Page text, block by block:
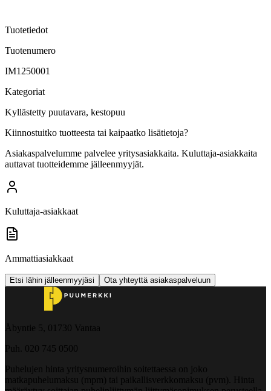
Tuotetiedot
Tuotenumero
IM1250001
Kategoriat
Kyllästetty puutavara, kestopuu
Kiinnostuitko tuotteesta tai kaipaatko lisätietoja?
Asiakaspalvelumme palvelee yritysasiakkaita. Kuluttaja-asiakkaita
auttavat tuotteidemme jälleenmyyjät.
Kuluttaja-asiakkaat
Ammattiasiakkaat
Etsi lähin jälleenmyyjäsi Ota yhteyttä asiakaspalveluun
Åbyntie 5, 01730 Vantaa
Puh. 020 745 0500
Puhelujen hinta yritysnumeroihin soitettaessa on joko
matkapuhelumaksu (mpm) tai paikallisverkkomaksu (pvm). Hinta